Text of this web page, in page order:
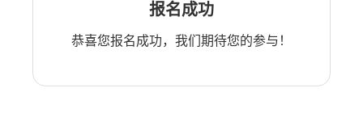
报名成功
恭喜您报名成功，我们期待您的参与！